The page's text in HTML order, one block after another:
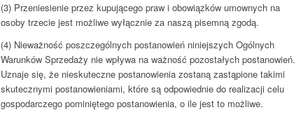
(3) Przeniesienie przez kupującego praw i obowiązków umownych na
osoby trzecie jest możliwe wyłącznie za naszą pisemną zgodą.
(4) Nieważność poszczególnych postanowień niniejszych Ogólnych
Warunków Sprzedaży nie wpływa na ważność pozostałych postanowień.
Uznaje się, że nieskuteczne postanowienia zostaną zastąpione takimi
skutecznymi postanowieniami, które są odpowiednie do realizacji celu
gospodarczego pominiętego postanowienia, o ile jest to możliwe.